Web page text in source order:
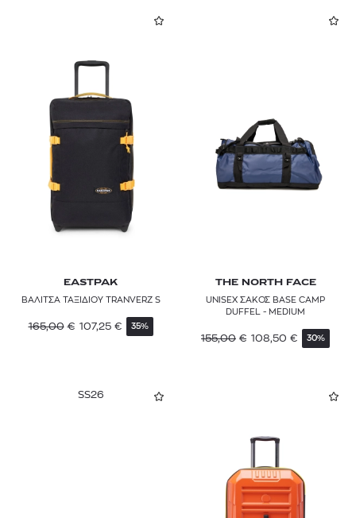
EASTPAK
ΒΑΛΙΤΣΑ ΤΑΞΙΔΙΟΥ TRANVERZ S
165,00 € 107,25 € 35%
THE NORTH FACE
UNISEX ΣΑΚΟΣ BASE CAMP
DUFFEL - MEDIUM
155,00 € 108,50 € 30%
SS26